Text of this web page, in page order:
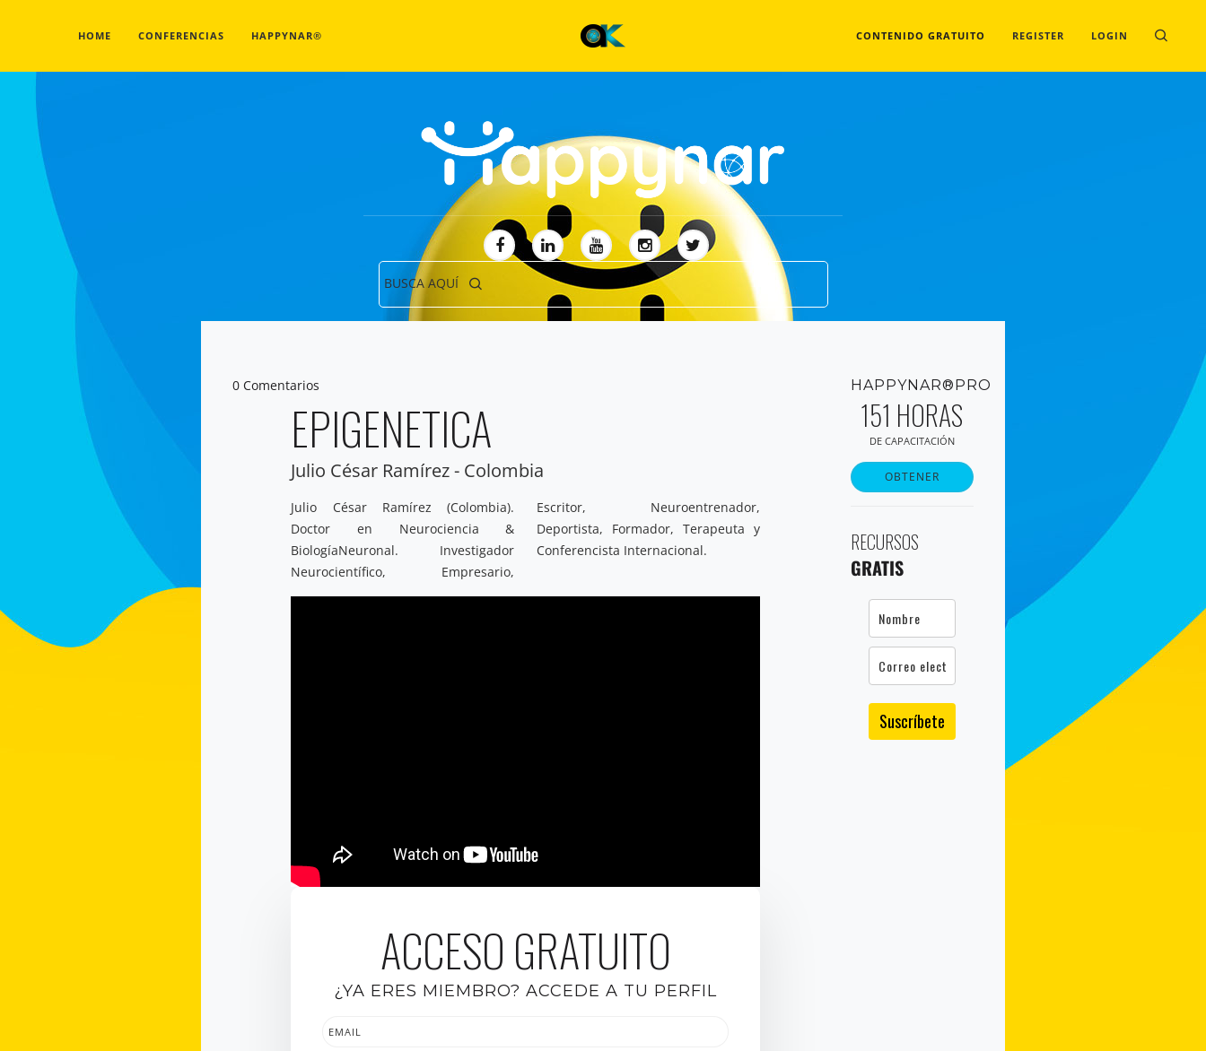
HOME CONFERENCIAS HAPPYNAR® CONTENIDO GRATUITO REGISTER LOGIN
BUSCA AQUÍ
0 Comentarios
EPIGENETICA
Julio César Ramírez - Colombia
Julio César Ramírez (Colombia).
Doctor en Neurociencia &
BiologíaNeuronal. Investigador
Neurocientífico, Empresario,
Escritor, Neuroentrenador,
Deportista, Formador, Terapeuta y
Conferencista Internacional.
ACCESO GRATUITO
¿YA ERES MIEMBRO? ACCEDE A TU PERFIL
HAPPYNAR®PRO
151 HORAS
DE CAPACITACIÓN
OBTENER
RECURSOS
GRATIS
Suscríbete